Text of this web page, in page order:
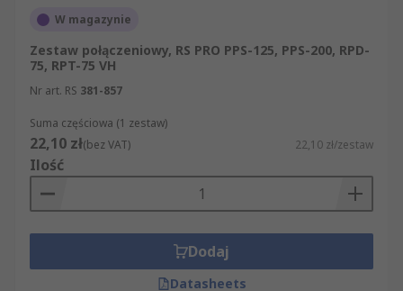
W magazynie
Zestaw połączeniowy, RS PRO PPS-125, PPS-200, RPD-
75, RPT-75 VH
Nr art. RS 381-857
Suma częściowa (1 zestaw)
22,10 zł(bez VAT) 22,10 zł/zestaw
Ilość
Dodaj
Datasheets